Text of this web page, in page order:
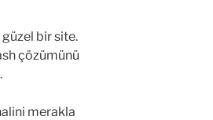
bir site.
çözümünü
merakla